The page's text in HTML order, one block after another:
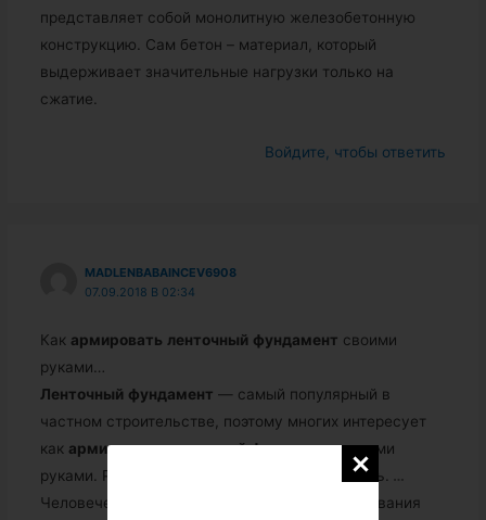
представляет собой монолитную железобетонную
конструкцию. Сам бетон – материал, который
выдерживает значительные нагрузки только на
сжатие.
Войдите, чтобы ответить
MADLENBABAINCEV6908
07.09.2018 В 02:34
Как армировать ленточный фундамент своими
руками…
Ленточный фундамент — самый популярный в
частном строительстве, поэтому многих интересует
как армировать ленточный фундаментсвоими
руками. Рассмотрим как правильно это делать. …
Человечество за все время своего существования